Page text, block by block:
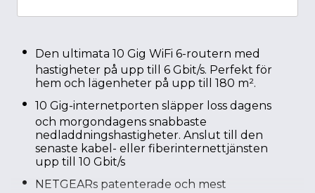
Den ultimata 10 Gig WiFi 6-routern med
hastigheter på upp till 6 Gbit/s. Perfekt för
hem och lägenheter på upp till 180 m².
10 Gig-internetporten släpper loss dagens
och morgondagens snabbaste
nedladdningshastigheter. Anslut till den
senaste kabel- eller fiberinternettjänsten
upp till 10 Gbit/s
NETGEARs patenterade och mest